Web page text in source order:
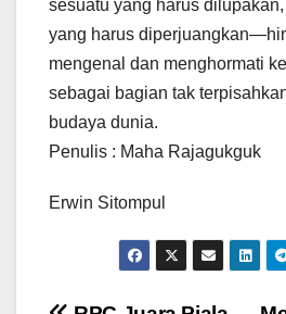
sesuatu yang harus
yang harus
mengenal dan menghormati
sebagai bagian tak
budaya dunia.
Penulis : Maha Rajagukguk
Erwin Sitompul